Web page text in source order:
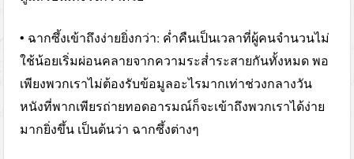
• ฉากซึ้งเข้าถึงง่ายยิ่งกว่า: ค่ำคืนเป็นเวลาที่ผู้คนจำนวนไม่
ใช้น้อยเริ่มผ่อนคลายจากความระส่ำระสายกันทั้งหมด พอ
เพียงพวกเราไม่ต้องรับข้อมูลอะไรมากเท่าช่วงกลางวัน
หนังที่พากเพียรถ่ายทอดอารมณ์ก็จะเข้าถึงพวกเราได้ง่าย
มากยิ่งขึ้น เป็นต้นว่า ฉากซึ้งต่างๆ